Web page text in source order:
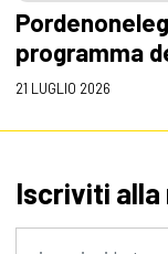
programma
21 LUGLIO 2026
Iscriviti